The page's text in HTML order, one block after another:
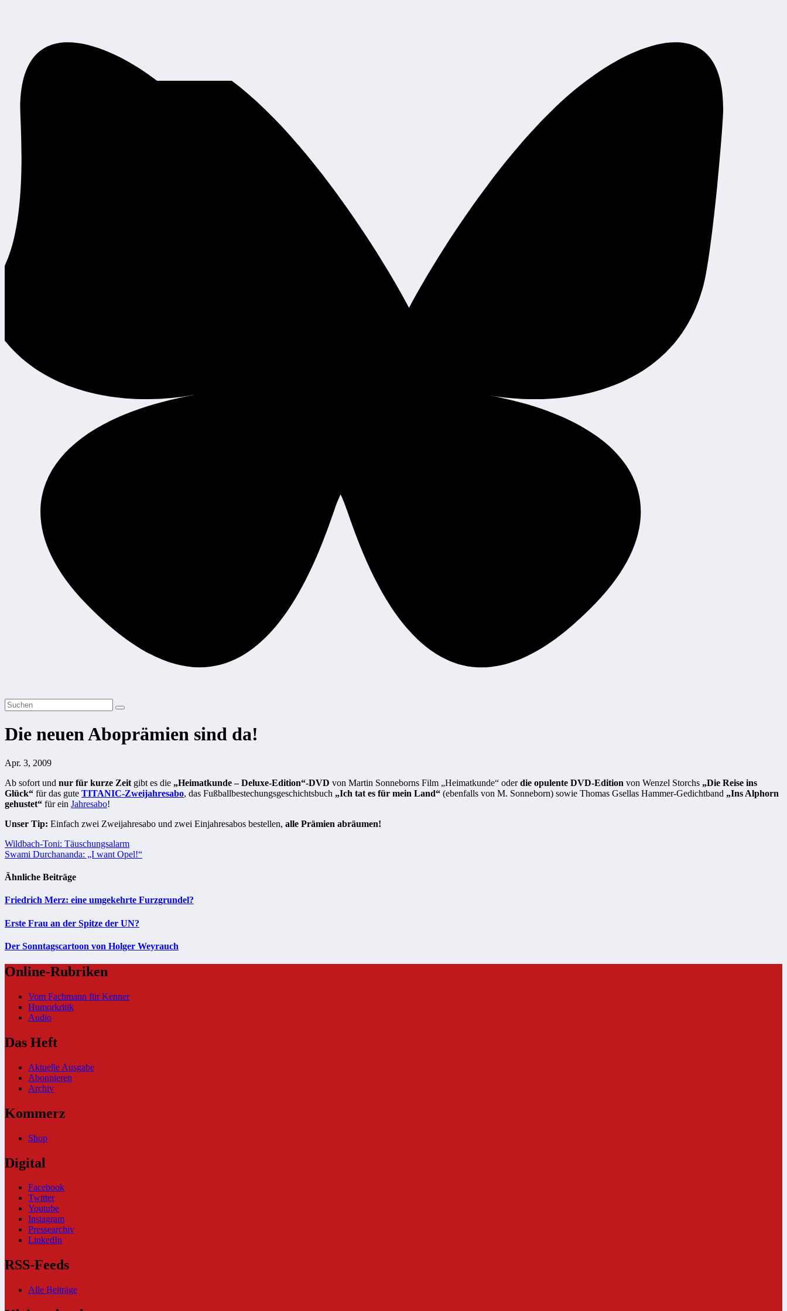
Die neuen Aboprämien sind da!
Apr. 3, 2009
Ab sofort und nur für kurze Zeit gibt es die „Heimatkunde – Deluxe-Edition“-DVD von Martin Sonneborns Film „Heimatkunde“ oderdie opulente DVD-Edition von Wenzel Storchs „Die Reise ins
Glück“ für das gute TITANIC-Zweijahresabo, das Fußballbestechungsgeschichtsbuch „Ich tat es für mein Land“ (ebenfalls von M. Sonneborn) sowie Thomas Gsellas Hammer-Gedichtband „Ins Alphorn
gehustet“ für ein Jahresabo!
Unser Tip: Einfach zwei Zweijahresabo und zwei Einjahresabos bestellen, alle Prämien abräumen!
Beitragsnavigation
Wildbach-Toni: Täuschungsalarm
Swami Durchananda: „I want Opel!“
Ähnliche Beiträge
Friedrich Merz: eine umgekehrte Furzgrundel?
Erste Frau an der Spitze der UN?
Der Sonntagscartoon von Holger Weyrauch
Online-Rubriken
Vom Fachmann für Kenner
Humorkritik
Audio
Das Heft
Aktuelle Ausgabe
Abonnieren
Archiv
Kommerz
Shop
Digital
Facebook
Twitter
Youtube
Instagram
Pressearchiv
LinkedIn
RSS-Feeds
Alle Beiträge